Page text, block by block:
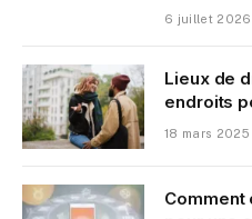
6 juillet 2026
Lieux de
endroits
18 mars 2025
Comment